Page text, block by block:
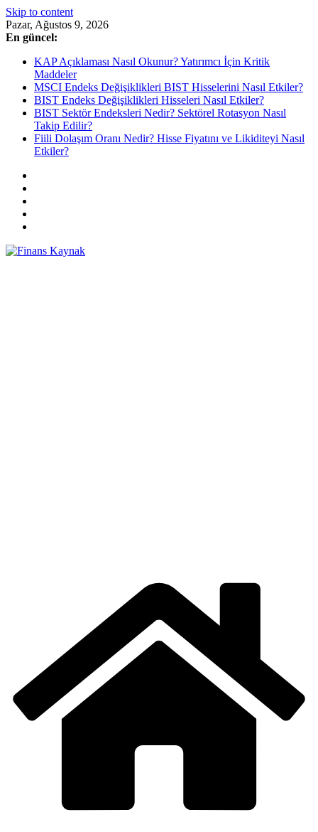
Skip to content
Pazar, Ağustos 9, 2026
En güncel:
KAP Açıklaması Nasıl Okunur? Yatırımcı İçin Kritik
Maddeler
MSCI Endeks Değişiklikleri BIST Hisselerini Nasıl Etkiler?
BIST Endeks Değişiklikleri Hisseleri Nasıl Etkiler?
BIST Sektör Endeksleri Nedir? Sektörel Rotasyon Nasıl
Takip Edilir?
Fiili Dolaşım Oranı Nedir? Hisse Fiyatını ve Likiditeyi Nasıl
Etkiler?